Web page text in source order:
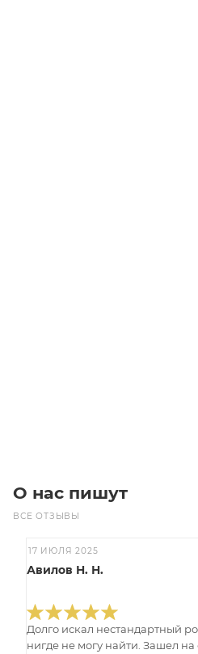
О нас пишут
ВСЕ ОТЗЫВЫ
17 ИЮЛЯ 2025
Авилов Н. Н.
Долго искал нестандартный
нигде не могу найти. Зашел